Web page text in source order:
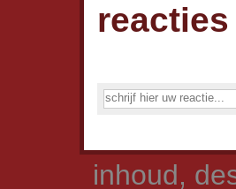
reacties
inhoud,